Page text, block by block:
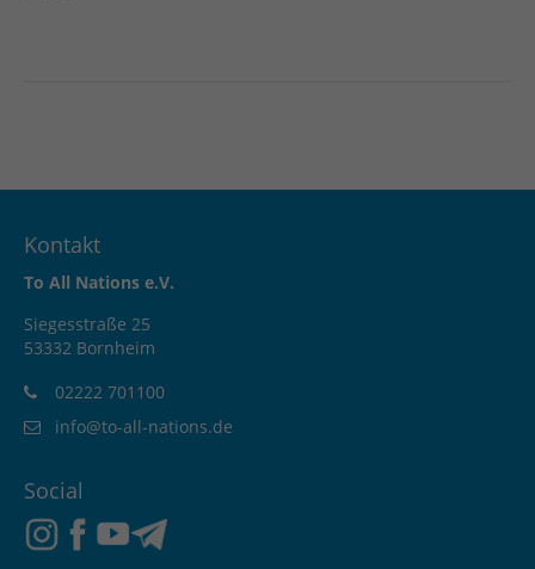
Kontakt
To All Nations e.V.
Siegesstraße 25
53332 Bornheim
02222 701100
info@to-all-nations.de
Social